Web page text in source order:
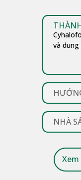
và
NHÀ